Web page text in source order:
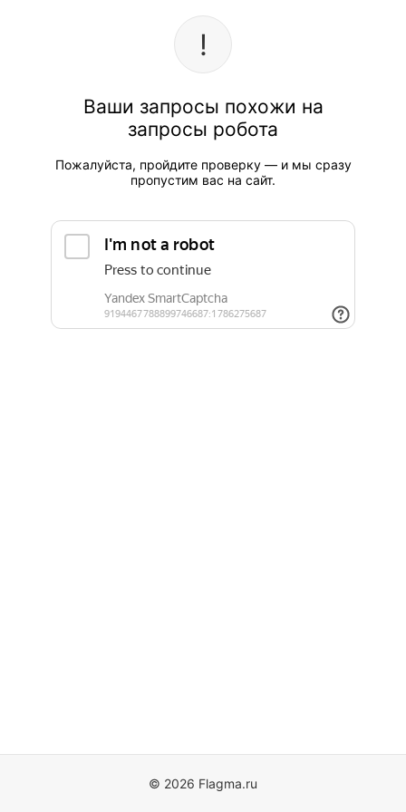
Ваши запросы похожи на
запросы робота
Пожалуйста, пройдите проверку — и мы сразу
пропустим вас на сайт.
© 2026 Flagma.ru